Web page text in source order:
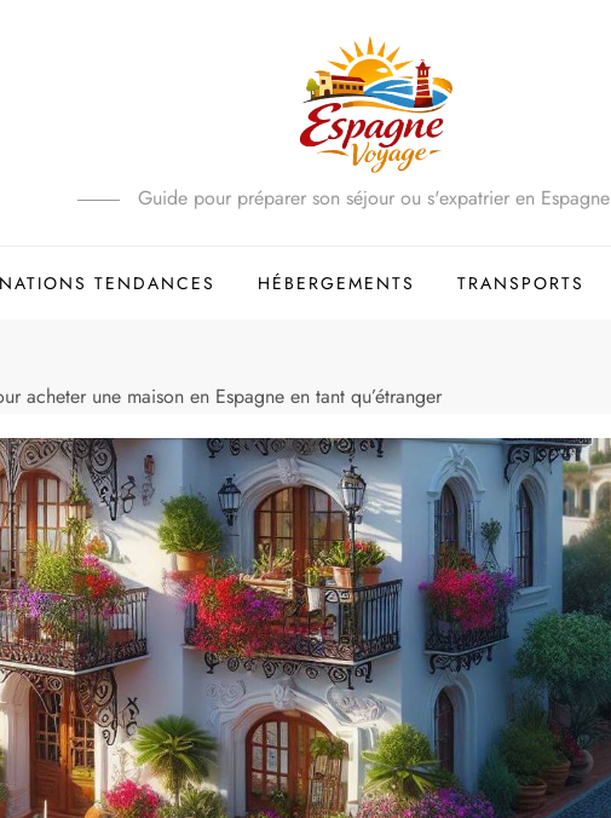
Guide pour préparer son séjour ou s'expatrier en Espagne
TENDANCES HÉBERGEMENTS TRANSPORTS
acheter une maison en Espagne en tant qu’étranger